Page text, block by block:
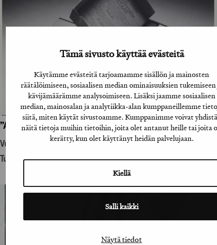
Tämä sivusto käyttää evästeitä
Käytämme evästeitä tarjoamamme sisällön ja mainosten
räätälöimiseen, sosiaalisen median ominaisuuksien
kävijämäärämme analysoimiseen. Lisäksi jaamme sosiaalisen
median, mainosalan ja analytiikka-alan kumppaneillemme
siitä, miten käytät sivustoamme. Kumppanimme voivat
näitä tietoja muihin tietoihin, joita olet antanut heille tai joita
kerätty, kun olet käyttänyt heidän palvelujaan.
Kiellä
Salli kaikki
Näytä tiedot
”A-lehtien suoramainoslähetys”
Vuosikirjatyö
Tuotantohyödykemainonta